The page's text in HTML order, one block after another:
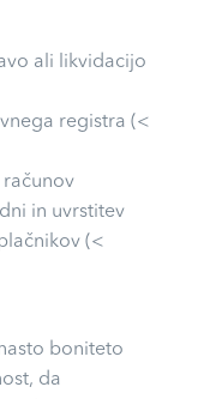
ali likvidacijo
registra (<
računov
in uvrstitev
(<
boniteto
da